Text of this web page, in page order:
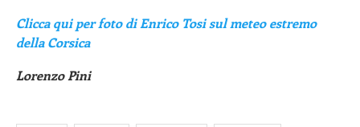
Clicca qui per foto di Enrico Tosi sul meteo estremo
della Corsica
Lorenzo Pini